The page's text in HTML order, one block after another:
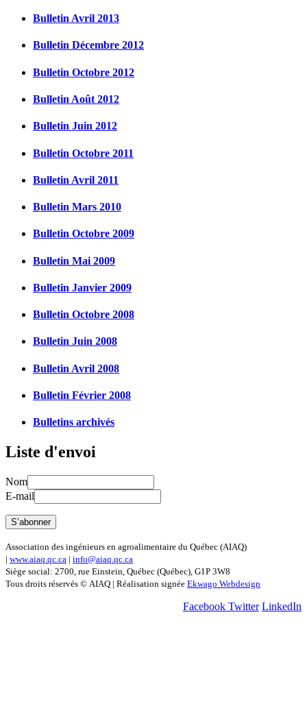
Bulletin Avril 2013
Bulletin Décembre 2012
Bulletin Octobre 2012
Bulletin Août 2012
Bulletin Juin 2012
Bulletin Octobre 2011
Bulletin Avril 2011
Bulletin Mars 2010
Bulletin Octobre 2009
Bulletin Mai 2009
Bulletin Janvier 2009
Bulletin Octobre 2008
Bulletin Juin 2008
Bulletin Avril 2008
Bulletin Février 2008
Bulletins archivés
Liste d'envoi
Nom
E-mail
Association des ingénieurs en agroalimentaire du Québec (AIAQ)
| www.aiaq.qc.ca | info@aiaq.qc.ca
Siège social: 2700, rue Einstein, Québec (Québec), G1P 3W8
Tous droits réservés © AIAQ | Réalisation signée Ekwago Webdesign
Facebook Twitter LinkedIn